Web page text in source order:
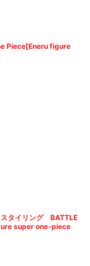
Piece[Eneru figure
タイリング BATTLE
super one-piece